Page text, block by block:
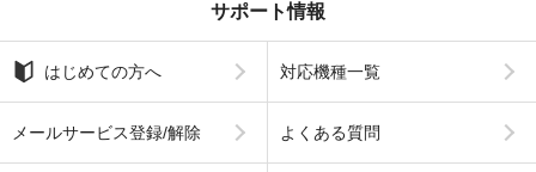
サポート情報
はじめての方へ 対応機種一覧
メールサービス登録/解除 よくある質問